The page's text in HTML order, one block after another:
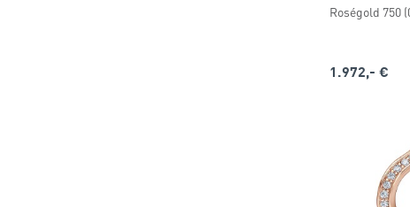
Roségold 750
1.972,- €